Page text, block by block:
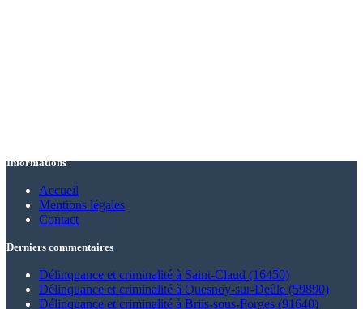
Informations
Accueil
Mentions légales
Contact
Derniers commentaires
Délinquance et criminalité à Saint-Claud (16450)
Délinquance et criminalité à Quesnoy-sur-Deûle (59890)
Délinquance et criminalité à Briis-sous-Forges (91640)